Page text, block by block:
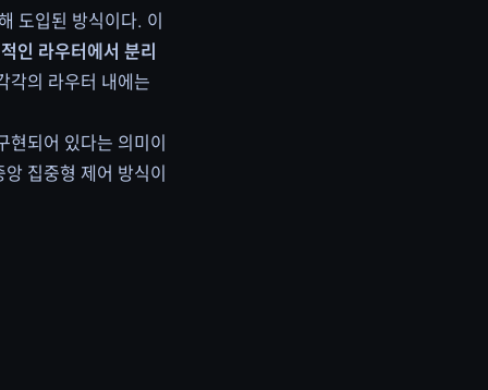
도입된 방식이다. 이
인 라우터에서 분리
각의 라우터 내에는
되어 있다는 의미이
집중형 제어 방식이